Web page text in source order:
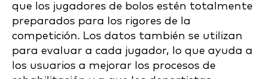
que los jugadores de bolos estén totalmente
preparados para los rigores de la
competición. Los datos también se utilizan
para evaluar a cada jugador, lo que ayuda a
los usuarios a mejorar los procesos de